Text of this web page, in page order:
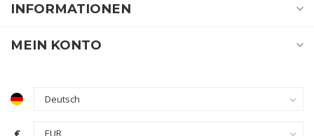
INFORMATIONEN
MEIN KONTO